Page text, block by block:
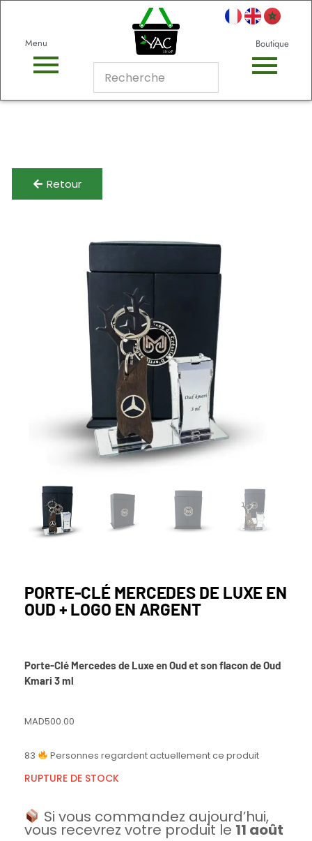
Menu Boutique
Retour
PORTE-CLÉ MERCEDES DE LUXE EN
OUD + LOGO EN ARGENT
Porte-Clé Mercedes de Luxe en Oud et son flacon de Oud
Kmari 3 ml
MAD500.00
83 Personnes regardent actuellement ce produit
RUPTURE DE STOCK
Si vous commandez aujourd’hui,
vous recevrez votre produit le 11 août